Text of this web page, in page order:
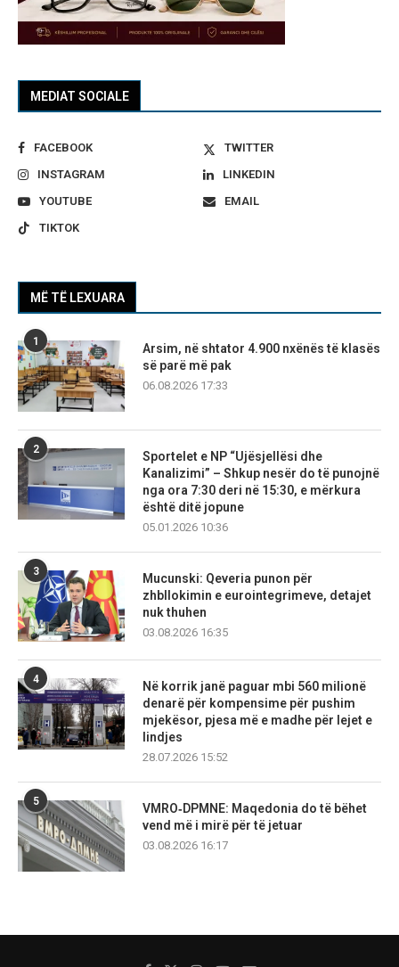
MEDIAT SOCIALE
FACEBOOK
TWITTER
INSTAGRAM
LINKEDIN
YOUTUBE
EMAIL
TIKTOK
MË TË LEXUARA
1
Arsim, në shtator 4.900 nxënës të klasës
së parë më pak
06.08.2026 17:33
2
Sportelet e NP “Ujësjellësi dhe
Kanalizimi” – Shkup nesër do të punojnë
nga ora 7:30 deri në 15:30, e mërkura
është ditë jopune
05.01.2026 10:36
3
Mucunski: Qeveria punon për
zhbllokimin e eurointegrimeve, detajet
nuk thuhen
03.08.2026 16:35
4
Në korrik janë paguar mbi 560 milionë
denarë për kompensime për pushim
mjekësor, pjesa më e madhe për lejet e
lindjes
28.07.2026 15:52
5
VMRO‑DPMNE: Maqedonia do të bëhet
vend më i mirë për të jetuar
03.08.2026 16:17